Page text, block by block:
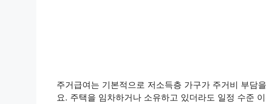
주거급여는 기본적으로 저소득층 가구가 주거비 부담
요. 주택을 임차하거나 소유하고 있더라도 일정 수준